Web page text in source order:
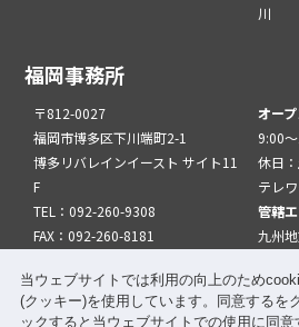
当ウェブサイトでは利用の向上のため
(クッキー)を使用しています。同意するを
ックすると当ウェブサイトでの使用に同意
川
福岡事務所
〒812-0027
福岡市博多区下川端町2-1
博多リバレインイースト サイト11
F
TEL：092-260-9308
FAX：092-260-8181
オー
9:00
休日
テレ
管轄
九州